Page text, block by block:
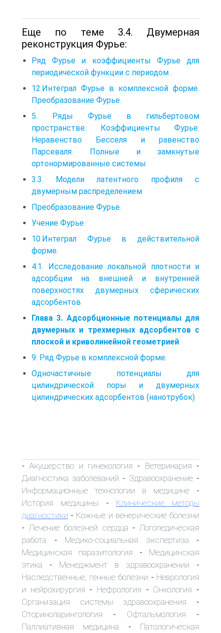
Еще по теме 3.4. Двумерная
реконструкция Фурье:
Ряд Фурье и коэффициенты Фурье для
периодической функции с периодом .
12.Интеграл Фурье в комплексной форме.
Преобразование Фурье.
5. Ряды Фурье в гильбертовом
пространстве. Коэффициенты Фурье.
Неравенство Бесселя и равенство
Парсеваля. Полные и замкнутые
ортонормированные системы
3.3. Модели латентного профиля с
двумерным распределением
Преобразование Фурье.
Учение Фурье
10.Интеграл Фурье в действительной
форме.
4.1. Исследование локальной плотности и
адсорбции на внешней и внутренней
поверхностях двумерных сферических
адсорбентов
Глава 3. Адсорбционные потенциалы для
двумерных и трехмерных адсорбентов с
плоской и криволинейной геометрией
9. Ряд Фурье в комплексной форме.
Одночастичные потенциалы для
цилиндрической поры и двумерных
цилиндрических адсорбентов (нанотрубок)
-Акушерство и гинекология - Ветеринария -
Диагностика заболеваний - Здравоохранение -
Информационные технологии в медицине -
История медицины - Клинические методы
диагностики - Кожные и венерические болезни
- Лечение болезней сердца - Логопедическая
работа - Медико-социальная экспертиза -
Медицинская паразитология - Медицинская
этика - Менеджмент в здравоохранении -
Наследственные, генные болезни - Неврология
и нейрохирургия - Нефрология - Онкология -
Организация системы здравоохранения -
Оториноларингология - Офтальмология -
Паллиативная медицина - Патологическая